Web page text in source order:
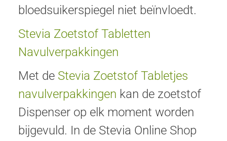
bloedsuikerspiegel niet beïnvloedt.
Stevia Zoetstof Tabletten
Navulverpakkingen
Met de Stevia Zoetstof Tabletjes
navulverpakkingen kan de zoetstof
Dispenser op elk moment worden
bijgevuld. In de Stevia Online Shop